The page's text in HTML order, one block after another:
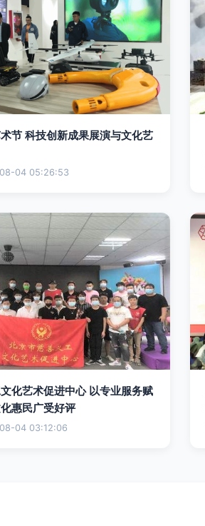
节 科技创新成果展演与文化艺
04 05:26:53
化艺术促进中心 以专业服务赋
惠民广受好评
04 03:12:06